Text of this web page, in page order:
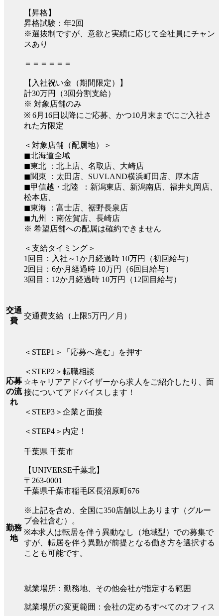
【昇格】
昇格試験：年2回
※選抜制ですが、意欲と実績に応じて全社員にチャン
スあり
＝＝＝＝＝＝
【入社祝い金（期間限定）】
計30万円（3回分割支給）
※ 対象店舗のみ
※ 6月16日以降にご応募、かつ10月末までにご入社さ
れた方限定
＜対象店舗（配属地）＞
◼︎北海道全域
◼︎東北 ：北上店、名取店、大崎店
◼︎関東 ：太田店、SUVLAND横浜町田店、厚木店
◼︎甲信越・北陸 ：新潟東店、新潟南店、福井丸岡店、
松本店、
◼︎東海 ：富士店、裾野長泉店
◼︎九州 ：南佐賀店、長崎店
※ 希望店舗への配属は確約できません
＜支給タイミング＞
1回目：入社～1か月経過時 10万円（初回給与）
2回目：6か月経過時 10万円（6回目給与）
3回目：12か月経過時 10万円（12回目給与）
交通
費
交通費支給（上限5万円／月）
応募
の流
れ
＜STEP1＞「応募へ進む」を押す
＜STEP2＞転職相談
☆キャリアアドバイザーから求人をご紹介したり、面
接についてアドバイスします！
＜STEP3＞企業と面接
＜STEP4＞内定！
勤務
地
千葉県 千葉市
【UNIVERSE千葉北】
〒263-0001
千葉県千葉市稲毛区長沼原町676
※上記を含め、全国に350店舗以上あります（グルー
プ会社含む）。
※本求人は転居を伴う異動なし（地域型）での募集で
すが、転居を伴う異動が前提となる働き方を選択する
ことも可能です。
就業場所：勤務地、その他会社が指定する範囲
就業場所の変更範囲：会社の定めるすべてのオフィス